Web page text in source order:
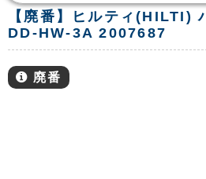
【廃番】ヒルティ(HILTI)
DD-HW-3A 2007687
廃番